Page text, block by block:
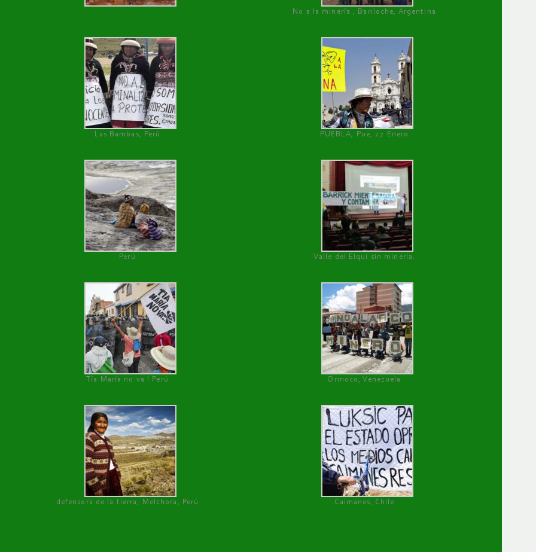
No a la minería , Bariloche, Argentina
Las Bambas, Perú PUEBLA, Pue, 27 Enero
Perú Valle del Elqui sin minería.
Tía María no va ! Perú Orinoco, Venezuela
defensora de la tierra, Melchora, Perú Caimanes, Chile